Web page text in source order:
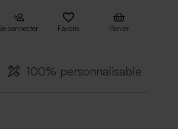
connecter Favoris Panier
100% personnalisable